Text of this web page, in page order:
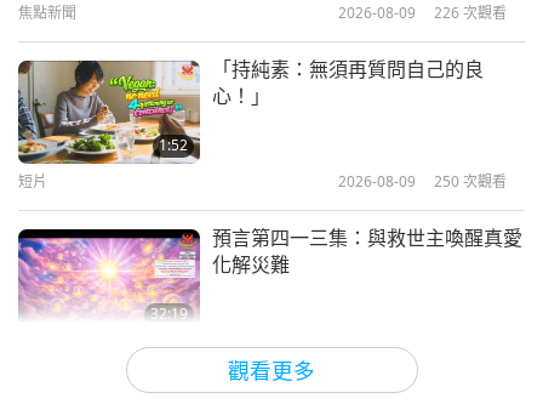
分享來自仙女座的兄弟們和太空的白
3:25
見證我們正受到來自其他世界許多有
2025-04-17
觀看更多
焦點新聞 2026-08-09 226次觀看
1:52
「持純素：無須再質問自己的良
心！」
短片 2026-08-09 250次觀看
32:19
預言第四一三集：與救世主喚醒真愛
化解災難
關於地球的古預言 2026-08-09